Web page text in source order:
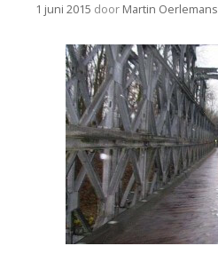
1 juni 2015 door Martin Oerlemans